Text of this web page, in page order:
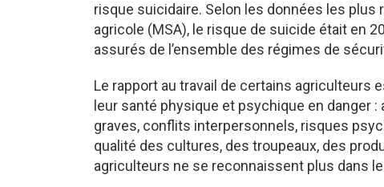
risque suicidaire. Selon les données les
agricole (MSA), le risque de suicide était en
assurés de l’ensemble des régimes de
Le rapport au travail de certains agriculteurs
leur santé physique et psychique en danger
graves, conflits interpersonnels, risques
qualité des cultures, des troupeaux, des
agriculteurs ne se reconnaissent plus dans le